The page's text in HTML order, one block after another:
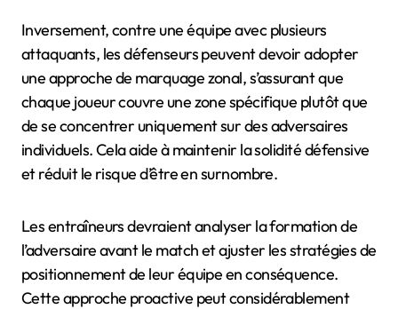
Inversement, contre une équipe avec plusieurs
attaquants, les défenseurs peuvent devoir adopter
une approche de marquage zonal, s’assurant que
chaque joueur couvre une zone spécifique plutôt que
de se concentrer uniquement sur des adversaires
individuels. Cela aide à maintenir la solidité défensive
et réduit le risque d’être en surnombre.
Les entraîneurs devraient analyser la formation de
l’adversaire avant le match et ajuster les stratégies de
positionnement de leur équipe en conséquence.
Cette approche proactive peut considérablement